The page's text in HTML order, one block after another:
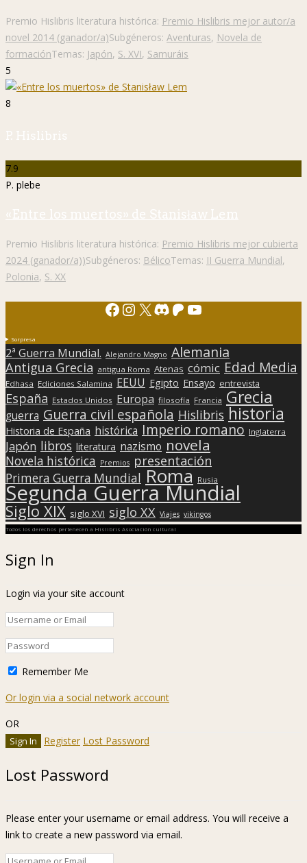
Premio Hislibris literatura histórica: Premio Hislibris mejor autor/a
novel 2014 (ganador/a)Subgéneros: Aventuras, Novela de
formaciónTemas: Japón, S. XVI, Samuráis
5
8
P. Hislibris
7.9
P. plebe
«Entre los muertos» de Stanisław Lem
Premio Hislibris literatura histórica: Premio Hislibris mejor cubierta
2024 (ganador/a))Subgéneros: BélicoTemas: II Guerra Mundial,
Polonia, S. XX
Facebook
Instagram
X Discord
Patreon
YouTube
Sorpresa
2ª Guerra Mundial. Alejandro Magno Alemania
Antigua Grecia antigua Roma Atenas cómic Edad Media
Edhasa Ediciones Salamina EEUU Egipto Ensayo entrevista
España Estados Unidos Europa filosofía Francia Grecia
guerra Guerra civil española Hislibris historia
Historia de España histórica Imperio romano Inglaterra
Japón libros literatura nazismo novela
Novela histórica Premios presentación
Primera Guerra Mundial Roma Rusia
Segunda Guerra Mundial
Siglo XIX siglo XVI siglo XX Viajes vikingos
Todos los derechos pertenecen a Hislibris Asociación cultural
Sign In
Login via your site account
Remember Me
Or login via a social network account
OR
Register Lost Password
Lost Password
Please enter your username or email address. You will receive a
link to create a new password via email.